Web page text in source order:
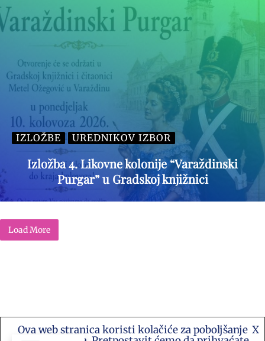
IZLOŽBE UREDNIKOV IZBOR
Izložba 4. Likovne kolonije “Varaždinski
Purgar” u Gradskoj knjižnici
Load More
Kontakt e-mail: akademija.art@gmail.com •
Ova web stranica koristi kolačiće za poboljšanje X